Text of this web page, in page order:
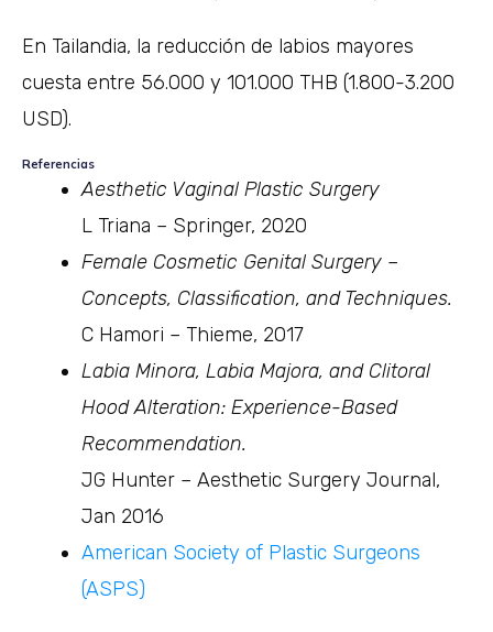
En Tailandia, la reducción de labios mayores
cuesta entre 56.000 y 101.000 THB (1.800-3.200
USD).
Referencias
Aesthetic Vaginal Plastic Surgery
L Triana – Springer, 2020
Female Cosmetic Genital Surgery –
Concepts, Classification, and Techniques.
C Hamori – Thieme, 2017
Labia Minora, Labia Majora, and Clitoral
Hood Alteration: Experience-Based
Recommendation.
JG Hunter – Aesthetic Surgery Journal,
Jan 2016
American Society of Plastic Surgeons
(ASPS)